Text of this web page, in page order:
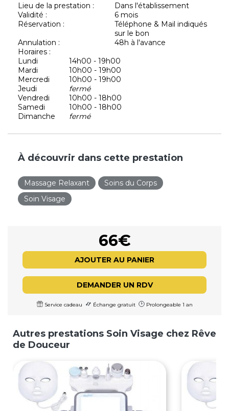
Lieu de la prestation :
Dans l'établissement
Validité :
6 mois
Réservation :
Téléphone & Mail indiqués
sur le bon
Annulation :
48h à l'avance
Horaires :
Lundi
14h00 - 19h00
Mardi
10h00 - 19h00
Mercredi
10h00 - 19h00
Jeudi
fermé
Vendredi
10h00 - 18h00
Samedi
10h00 - 18h00
Dimanche
fermé
À découvrir dans cette prestation
Massage Relaxant
Soins du Corps
Soin Visage
66€
AJOUTER AU PANIER
DEMANDER UN RDV
Service cadeau Échange gratuit Prolongeable 1 an
Autres prestations Soin Visage chez Rêve
de Douceur